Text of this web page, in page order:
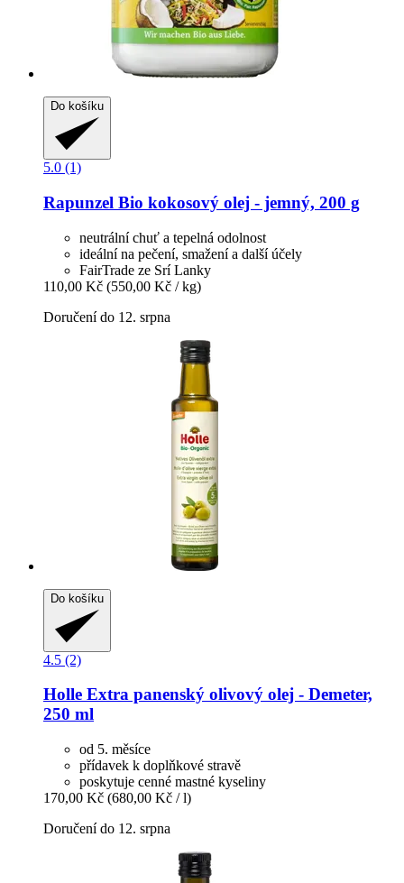
Do košíku
5.0 (1)
Rapunzel Bio kokosový olej -​ jemný, 200 g
neutrální chuť a tepelná odolnost
ideální na pečení, smažení a další účely
FairTrade ze Srí Lanky
110,00 Kč (550,00 Kč / kg)
Doručení do 12. srpna
Do košíku
4.5 (2)
Holle Extra panenský olivový olej -​ Demeter,
250 ml
od 5. měsíce
přídavek k doplňkové stravě
poskytuje cenné mastné kyseliny
170,00 Kč (680,00 Kč / l)
Doručení do 12. srpna